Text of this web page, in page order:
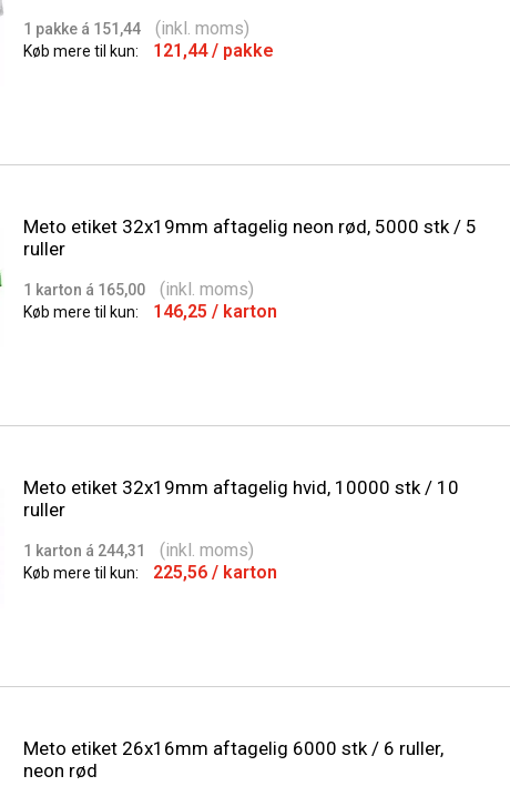
1 pakke á 151,44 (inkl. moms)
Køb mere til kun: 121,44/ pakke
Meto etiket 32x19mm aftagelig neon rød, 5000 stk / 5
ruller
1 karton á 165,00 (inkl. moms)
Køb mere til kun: 146,25 / karton
Meto etiket 32x19mm aftagelig hvid, 10000 stk / 10
ruller
1 karton á 244,31 (inkl. moms)
Køb mere til kun: 225,56 / karton
Meto etiket 26x16mm aftagelig 6000 stk / 6 ruller,
neon rød